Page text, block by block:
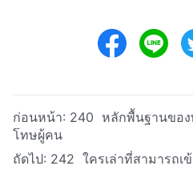
ก่อนหน้า: 240 หลักพื้นฐานของ
โทษผู้คน
ถัดไป: 242 ใครเล่าที่สามารถเ